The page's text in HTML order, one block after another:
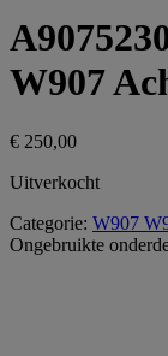
W907
€ 250,00
Uitverkocht
Categorie: W907
Ongebruikte